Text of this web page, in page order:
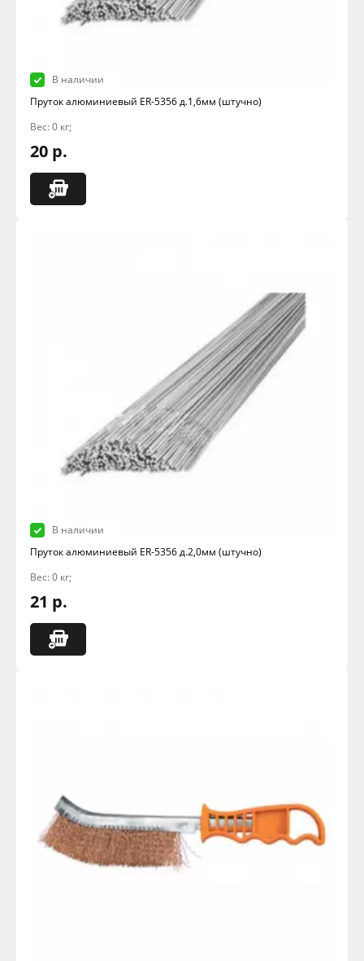
В наличии
Пруток алюминиевый ER-5356 д.1,6мм (штучно)
Вес: 0 кг;
20 р.
В наличии
Пруток алюминиевый ER-5356 д.2,0мм (штучно)
Вес: 0 кг;
21 р.